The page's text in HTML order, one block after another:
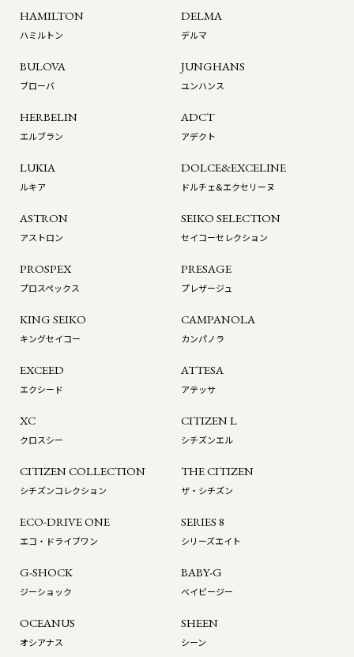
HAMILTON
ハミルトン
DELMA
デルマ
BULOVA
ブローバ
JUNGHANS
ユンハンス
HERBELIN
エルブラン
ADCT
アデクト
LUKIA
ルキア
DOLCE&EXCELINE
ドルチェ&エクセリーヌ
ASTRON
アストロン
SEIKO SELECTION
セイコーセレクション
PROSPEX
プロスペックス
PRESAGE
プレザージュ
KING SEIKO
キングセイコー
CAMPANOLA
カンパノラ
EXCEED
エクシード
ATTESA
アテッサ
XC
クロスシー
CITIZEN L
シチズンエル
CITIZEN COLLECTION
シチズンコレクション
THE CITIZEN
ザ・シチズン
ECO-DRIVE ONE
エコ・ドライブワン
SERIES 8
シリーズエイト
G-SHOCK
ジーショック
BABY-G
ベイビージー
OCEANUS
オシアナス
SHEEN
シーン